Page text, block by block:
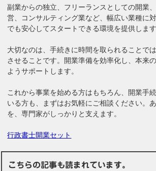
副業からの独立、フリーランスとしての開業
営、コンサルティング業など、幅広い業種に
でも安心してスタートできる環境を提供します
大切なのは、手続きに時間を取られることで
させることです。開業準備を効率化し、本来
ようサポートします。
これから事業を始める方はもちろん、開業手
いる方も、まずはお気軽にご相談ください。
を、専門家がしっかりと支えます。
行政書士開業セット
こちらの記事も読まれています。